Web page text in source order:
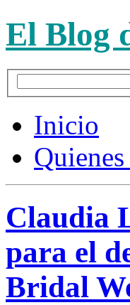
El Blog
Inicio
Claudia
para el
Bridal